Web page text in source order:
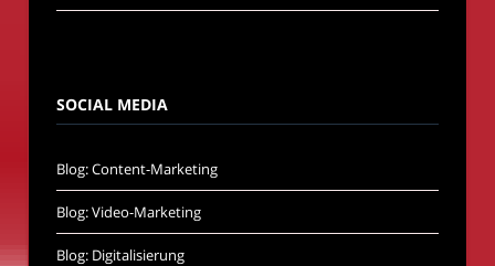
SOCIAL MEDIA
Blog: Content-Marketing
Blog: Video-Marketing
Blog: Digitalisierung